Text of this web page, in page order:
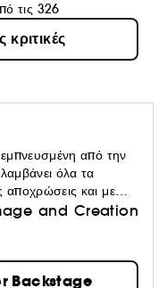
τις 326
κριτικές
από την
όλα τα
αποχρώσεις και με
κατάλληλα για
and Creation
Backstage